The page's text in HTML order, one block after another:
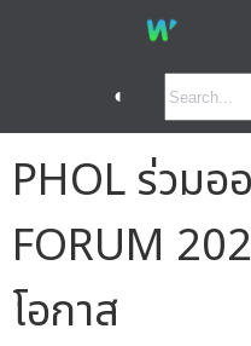
◐
PHOL ร่วมอ
FORUM
โอกาส